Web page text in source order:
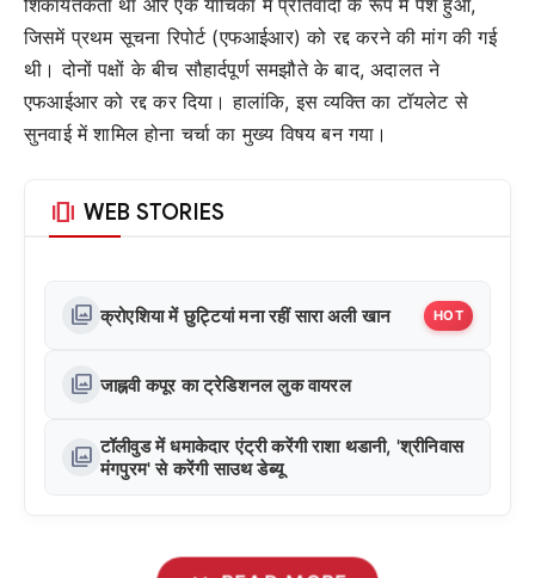
शिकायतकर्ता था और एक याचिका में प्रतिवादी के रूप में पेश हुआ,
जिसमें प्रथम सूचना रिपोर्ट (एफआईआर) को रद्द करने की मांग की गई
थी। दोनों पक्षों के बीच सौहार्दपूर्ण समझौते के बाद, अदालत ने
एफआईआर को रद्द कर दिया। हालांकि, इस व्यक्ति का टॉयलेट से
सुनवाई में शामिल होना चर्चा का मुख्य विषय बन गया।
amp_stories WEB STORIES
photo_library क्रोएशिया में छुट्टियां मना रहीं सारा अली खान HOT
photo_library जाह्नवी कपूर का ट्रेडिशनल लुक वायरल
photo_library टॉलीवुड में धमाकेदार एंट्री करेंगी राशा थडानी, 'श्रीनिवास
मंगपुरम' से करेंगी साउथ डेब्यू